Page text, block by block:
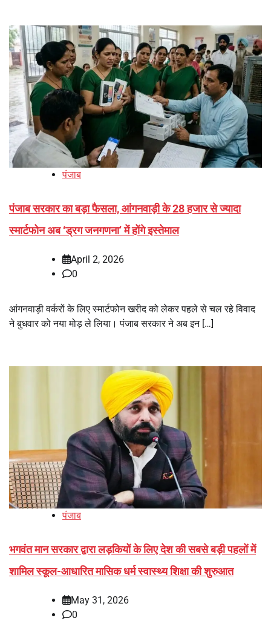
पंजाब
पंजाब सरकार का बड़ा फैसला, आंगनवाड़ी के 28 हजार से ज्यादा
स्मार्टफोन अब ‘ड्रग जनगणना’ में होंगे इस्तेमाल
April 2, 2026
0
आंगनवाड़ी वर्करों के लिए स्मार्टफोन खरीद को लेकर पहले से चल रहे विवाद
ने बुधवार को नया मोड़ ले लिया। पंजाब सरकार ने अब इन […]
पंजाब
भगवंत मान सरकार द्वारा लड़कियों के लिए देश की सबसे बड़ी पहलों में
शामिल स्कूल-आधारित मासिक धर्म स्वास्थ्य शिक्षा की शुरुआत
May 31, 2026
0